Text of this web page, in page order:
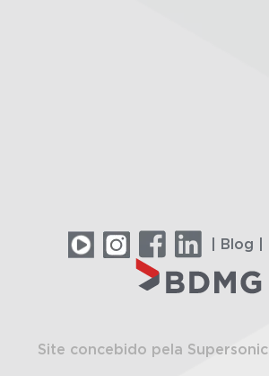
| Blog |
Site concebido pela Supersonic